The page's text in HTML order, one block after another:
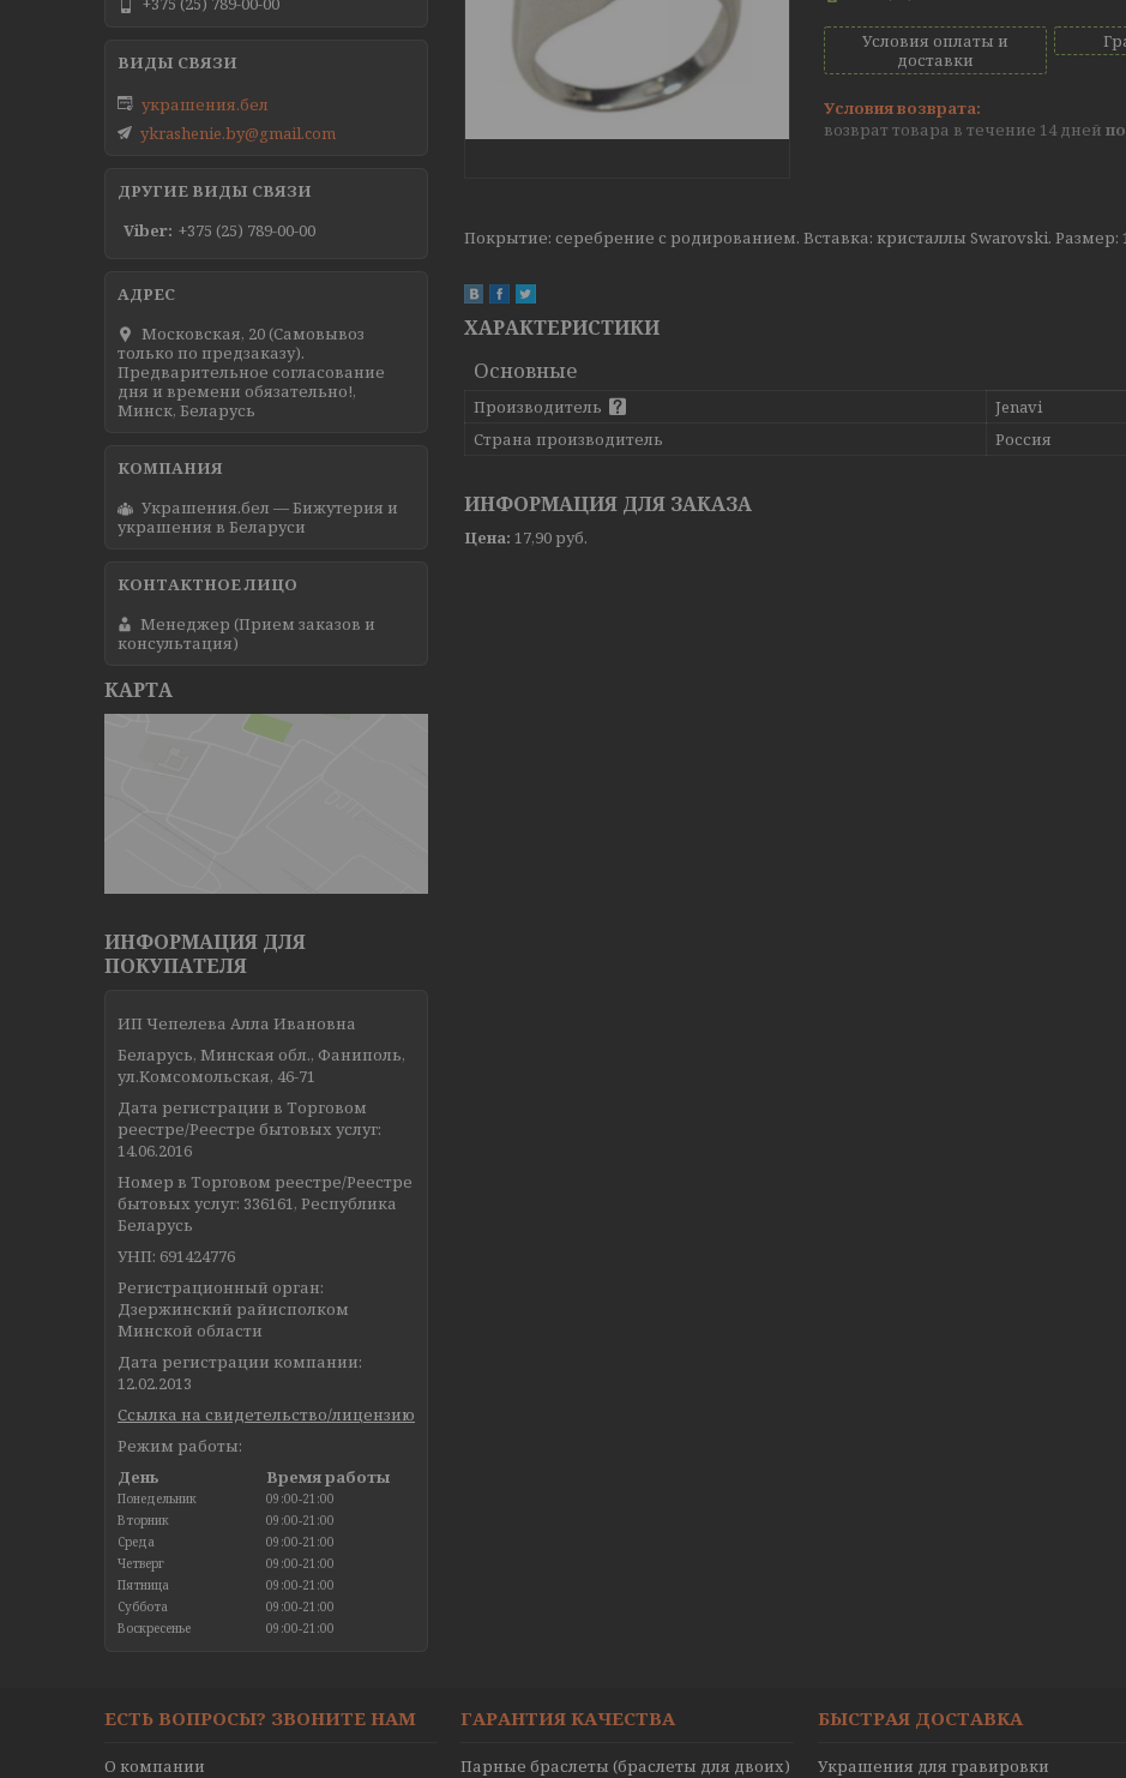
Условия оплаты и
доставки
возврат товара в течение 14 дней
Покрытие: серебрение с родированием. Вставка: кристаллы Swarovski. Размер:
ХАРАКТЕРИСТИКИ
Основные
Производитель
Jenavi
Страна производитель
Россия
ИНФОРМАЦИЯ ДЛЯ ЗАКАЗА
Цена: 17,90 руб.
украшения.бел
ykrashenie.by@gmail.com
ДРУГИЕ ВИДЫ СВЯЗИ
Viber +375 (25) 789-00-00
Московская, 20 (Самовывоз
только по предзаказу).
Предварительное согласование
дня и времени обязательно!,
Минск, Беларусь
Украшения.бел — Бижутерия и
украшения в Беларуси
Менеджер (Прием заказов и
консультация)
КАРТА
ИНФОРМАЦИЯ ДЛЯ
ПОКУПАТЕЛЯ
ИП Чепелева Алла Ивановна
Беларусь, Минская обл., Фаниполь,
ул.Комсомольская, 46-71
Дата регистрации в Торговом
реестре/Реестре бытовых услуг:
14.06.2016
Номер в Торговом реестре/Реестре
бытовых услуг: 336161, Республика
Беларусь
УНП: 691424776
Регистрационный орган:
Дзержинский райисполком
Минской области
Дата регистрации компании:
12.02.2013
Ссылка на свидетельство/лицензию
Режим работы:
День
Время работы
Понедельник
09:00-21:00
Вторник
09:00-21:00
Среда
09:00-21:00
Четверг
09:00-21:00
Пятница
09:00-21:00
Суббота
09:00-21:00
Воскресенье
09:00-21:00
ЕСТЬ ВОПРОСЫ? ЗВОНИТЕ НАМ
О компании
ГАРАНТИЯ КАЧЕСТВА
Парные браслеты (браслеты для двоих)
БЫСТРАЯ ДОСТАВКА
Украшения для гравировки